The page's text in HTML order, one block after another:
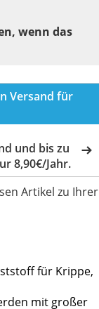
wenn das
Versand für
und bis zu
8,90€/Jahr.
Artikel zu Ihrer
für Krippe,
mit großer